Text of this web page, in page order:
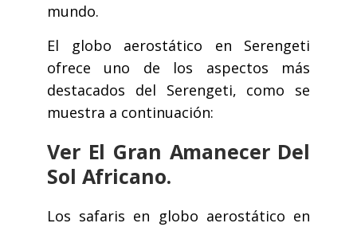
mundo.
El globo aerostático en Serengeti
ofrece uno de los aspectos más
destacados del Serengeti, como se
muestra a continuación:
Ver El Gran Amanecer Del
Sol Africano.
Los safaris en globo aerostático en